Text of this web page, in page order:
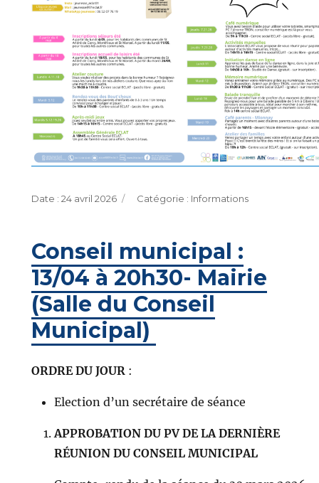
Publié
24 avril 2026 Catégories
Informations
Conseil municipal :
13/04 à 20h30- Mairie
(Salle du Conseil
Municipal)
ORDRE DU JOUR:
Election d’un secrétaire de séance
APPROBATION DU PV DE LA DERNIÈRE
RÉUNION DU CONSEIL MUNICIPAL